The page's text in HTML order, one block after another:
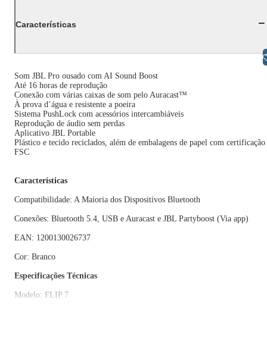
Características
Som JBL Pro ousado com AI Sound Boost
Até 16 horas de reprodução
Conexão com várias caixas de som pelo Auracast™
À prova d’água e resistente a poeira
Sistema PushLock com acessórios intercambiáveis
Reprodução de áudio sem perdas
Aplicativo JBL Portable
Plástico e tecido reciclados, além de embalagens de papel com certificação
FSC
Características
Compatibilidade: A Maioria dos Dispositivos Bluetooth
Conexões: Bluetooth 5.4, USB e Auracast e JBL Partyboost (Via app)
EAN: 1200130026737
Cor: Branco
Especificações Técnicas
Modelo: FLIP 7
Libras